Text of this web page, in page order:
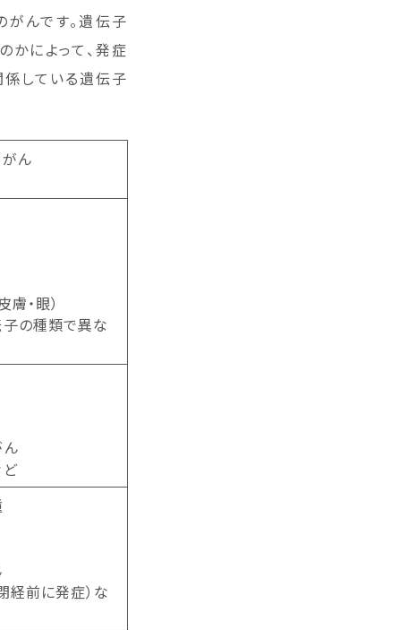
んです。遺伝子
によって、発症
している遺伝子
ん
・眼）
の種類で異な
経前に発症）な